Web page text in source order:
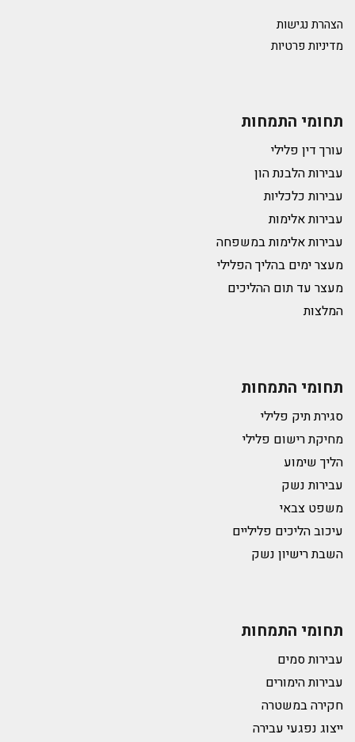
הצהרת נגישות
מדיניות פרטיות
תחומי התמחות
עורך דין פלילי
עבירות הלבנת הון
עבירות כלכליות
עבירות אלימות
עבירות אלימות במשפחה
מעצר ימים בהליך הפלילי
מעצר עד תום ההליכים
המלצות
תחומי התמחות
סגירת תיק פלילי
מחיקת רישום פלילי
הליך שימוע
עבירות נשק
משפט צבאי
עיכוב הליכים פליליים
השבת רישיון נשק
תחומי התמחות
עבירות סמים
עבירות הימורים
חקירה במשטרה
ייצוג נפגעי עבירה